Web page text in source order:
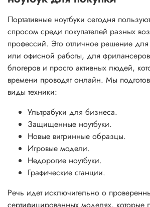
Портативные ноутбуки сегодня
спросом среди покупателей разных
профессий. Это отличное решение
или офисной работы, для
блогеров и просто активных людей,
времени проводят онлайн. Мы
виды техники:
Ультрабуки для бизнеса.
Защищенные ноутбуки.
Новые витринные образцы.
Игровые модели.
Недорогие ноутбуки.
Графические станции.
Речь идет исключительно о
сертифицированных моделях, которые